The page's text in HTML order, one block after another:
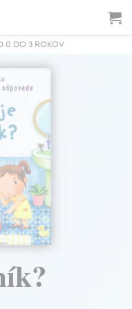
0 DO 3 ROKOV